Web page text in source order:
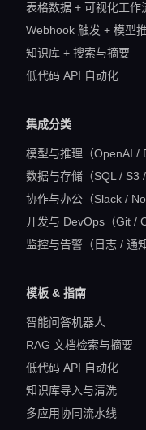
表格数据 + 可视化工作
Webhook 触发 + 模型
知识库 + 搜索与摘要
低代码 API 自动化
集成分类
模型与推理（OpenAI /
数据与存储（SQL / S3 /
协作与办公（Slack /
开发与 DevOps（Git /
监控与告警（日志 / 通知
模板 & 指南
智能问答机器人
RAG 文档检索与摘要
低代码 API 自动化
知识库导入与清洗
多应用协同流水线